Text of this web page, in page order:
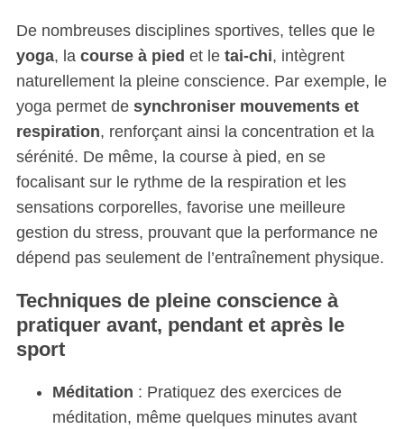
De nombreuses disciplines sportives, telles que le
yoga, la course à pied et le tai-chi, intègrent
naturellement la pleine conscience. Par exemple, le
yoga permet de synchroniser mouvements et
respiration, renforçant ainsi la concentration et la
sérénité. De même, la course à pied, en se
focalisant sur le rythme de la respiration et les
sensations corporelles, favorise une meilleure
gestion du stress, prouvant que la performance ne
dépend pas seulement de l’entraînement physique.
Techniques de pleine conscience à
pratiquer avant, pendant et après le
sport
Méditation : Pratiquez des exercices de
méditation, même quelques minutes avant
r
c
h
o